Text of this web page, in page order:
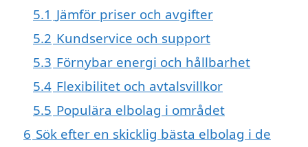
5.1 Jämför priser och avgifter
5.2 Kundservice och support
5.3 Förnybar energi och hållbarhet
5.4 Flexibilitet och avtalsvillkor
5.5 Populära elbolag i området
6 Sök efter en skicklig bästa elbolag i de